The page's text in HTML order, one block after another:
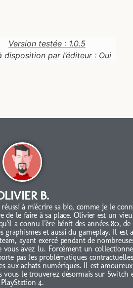
Version testée : 1.0.5
disposition par l’éditeur : Oui
B.
à m'écrire sa bio, comme je le
de le faire à sa place. Olivier est un
a connu l'ère bénit des années 80, de
graphismes et aussi du gameplay. Il est
ayant exercé pendant de
vous avez lu. Forcément un
pas les problématiques
aux achats numériques. Il est
vous le trouverez désormais sur Switch
PlayStation 4.